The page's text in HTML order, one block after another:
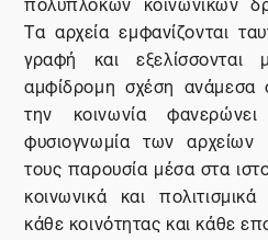
Τα αρχεία εμφανίζονται
γραφή και εξελίσσονται
αμφίδρομη σχέση ανάμεσα
την κοινωνία
φυσιογνωμία των αρχείων
τους παρουσία μέσα στα
κοινωνικά και
κάθε κοινότητας και κάθε